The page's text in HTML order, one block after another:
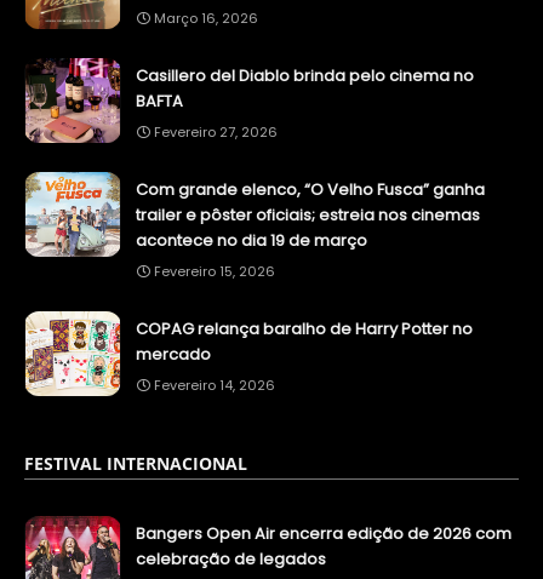
Março 16, 2026
Casillero del Diablo brinda pelo cinema no
BAFTA
Fevereiro 27, 2026
Com grande elenco, “O Velho Fusca” ganha
trailer e pôster oficiais; estreia nos cinemas
acontece no dia 19 de março
Fevereiro 15, 2026
COPAG relança baralho de Harry Potter no
mercado
Fevereiro 14, 2026
FESTIVAL INTERNACIONAL
Bangers Open Air encerra edição de 2026 com
celebração de legados